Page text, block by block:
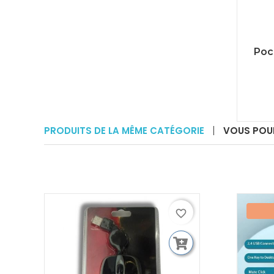
PRODUITS DE LA MÊME CATÉGORIE VOUS
favorite_border